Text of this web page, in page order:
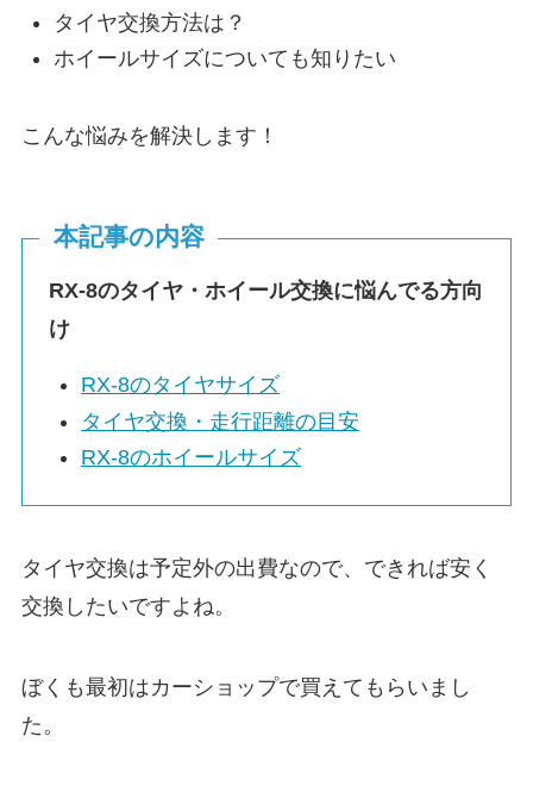
タイヤ交換方法は？
ホイールサイズについても知りたい
こんな悩みを解決します！
本記事の内容
RX-8のタイヤ・ホイール交換に悩んでる方向
け
RX-8のタイヤサイズ
タイヤ交換・走行距離の目安
RX-8のホイールサイズ
タイヤ交換は予定外の出費なので、できれば安く
交換したいですよね。
ぼくも最初はカーショップで買えてもらいまし
た。